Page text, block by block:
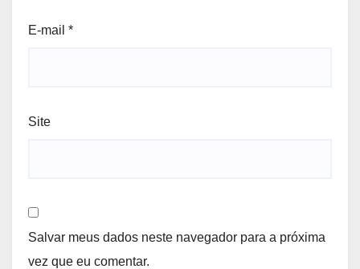
E-mail *
Site
Salvar meus dados neste navegador para a próxima
vez que eu comentar.